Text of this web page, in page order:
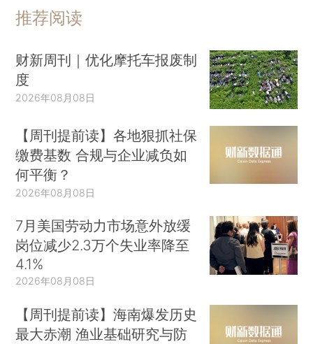
推荐阅读
财新周刊｜优化摩托车报废制
度
2026年08月08日
【周刊提前读】各地狠抓社保
缴费基数 合规与企业减负如
何平衡？
2026年08月08日
7月美国劳动力市场意外放缓
岗位减少2.3万个失业率降至
4.1%
2026年08月08日
【周刊提前读】海南爆发历史
最大赤潮 渔业基础研究与防